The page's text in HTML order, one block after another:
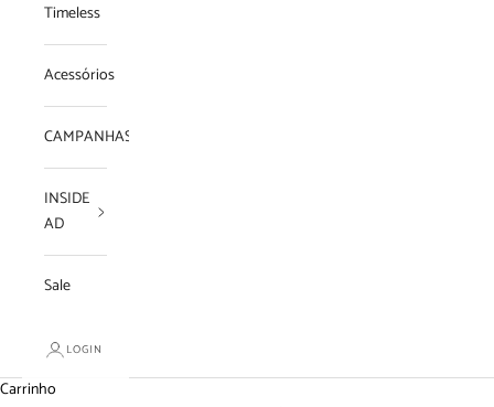
Timeless
Acessórios
CAMPANHAS
INSIDE
AD
Sale
LOGIN
Carrinho